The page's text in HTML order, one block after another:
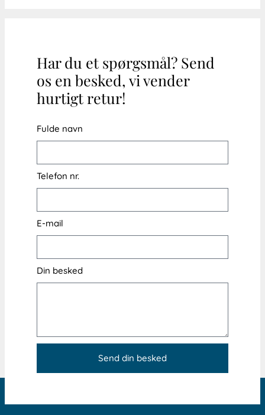
Har du et spørgsmål? Send
os en besked, vi vender
hurtigt retur!
Fulde navn
Telefon nr.
E-mail
Din besked
Send din besked